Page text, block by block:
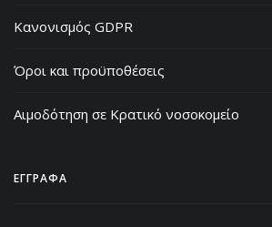
Κανονισμός GDPR
Όροι και προϋποθέσεις
Αιμοδότηση σε Κρατικό νοσοκομείο
ΕΓΓΡΑΦΑ